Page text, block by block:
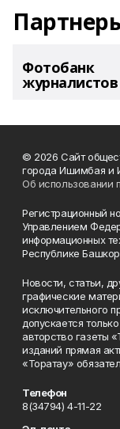
Фотобанк
© 2026 Сайт
города Ишимбая и
Об использовании
Регистрационный
Управлением
информационных
Республике
Новости, статьи,
графические
исключительного
допускается
авторство газеты
изданий прямая
«Торатау»
Телефон
8(34794) 4-11-22